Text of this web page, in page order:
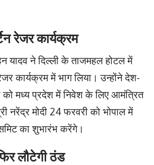
रेजर कार्यक्रम
यादव ने दिल्ली के ताजमहल होटल में
कार्यक्रम में भाग लिया। उन्होंने देश-
मध्य प्रदेश में निवेश के लिए आमंत्रित
नरेंद्र मोदी 24 फरवरी को भोपाल में
का शुभारंभ करेंगे।
लौटेगी ठंड